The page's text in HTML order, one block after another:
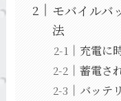
モバイルバ
法
充電に
蓄電さ
バッテ